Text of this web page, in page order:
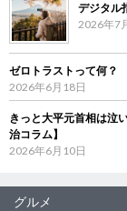
デジタル
2026年7
ゼロトラストって何？
2026年6月18日
きっと大平元首相は泣
治コラム】
2026年6月10日
グルメ